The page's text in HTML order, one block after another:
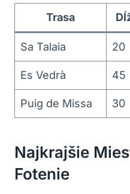
Trasa
Sa Talaia 20
Es Vedrà 45
Puig de Missa 30
Najkrajšie
Fotenie